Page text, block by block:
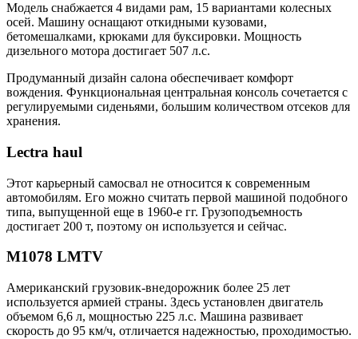
Модель снабжается 4 видами рам, 15 вариантами колесных
осей. Машину оснащают откидными кузовами,
бетомешалками, крюками для буксировки. Мощность
дизельного мотора достигает 507 л.с.
Продуманный дизайн салона обеспечивает комфорт
вождения. Функциональная центральная консоль сочетается с
регулируемыми сиденьями, большим количеством отсеков для
хранения.
Lectra haul
Этот карьерный самосвал не относится к современным
автомобилям. Его можно считать первой машиной подобного
типа, выпущенной еще в 1960-е гг. Грузоподъемность
достигает 200 т, поэтому он используется и сейчас.
M1078 LMTV
Американский грузовик-внедорожник более 25 лет
используется армией страны. Здесь установлен двигатель
объемом 6,6 л, мощностью 225 л.с. Машина развивает
скорость до 95 км/ч, отличается надежностью, проходимостью.